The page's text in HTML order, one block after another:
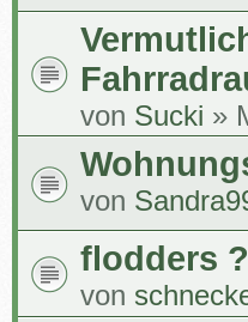
von Sucki »
von
flodders
von